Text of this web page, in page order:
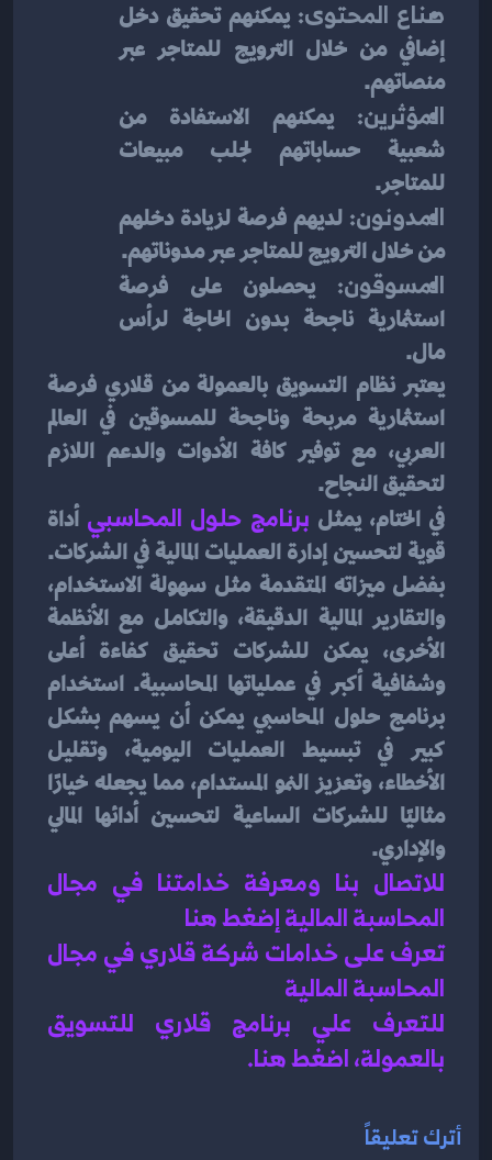
صناع المحتوى:
إضافي من خلال الترويج للمتاجر عبر
منصاتهم.
المؤثرين:
للمتاجر.
المدونون:
من خلال الترويج للمتاجر عبر مدوناتهم.
المسوقون: يحصلون على فرصة
مال.
لتحقيق النجاح.
في الختام، يمثل برنامج حلول المحاسبي
والإداري.
المحاسبة المالية إضغط هنا
المحاسبة المالية
بالعمولة، اضغط هنا.
أترك تعليقاً